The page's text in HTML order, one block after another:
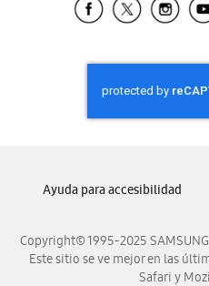
Samsung
Samsung
Samsung
Samsung
Copyright© 1995-2025
Este sitio se ve mejor en las
Safari y
Ayuda para accesibilidad